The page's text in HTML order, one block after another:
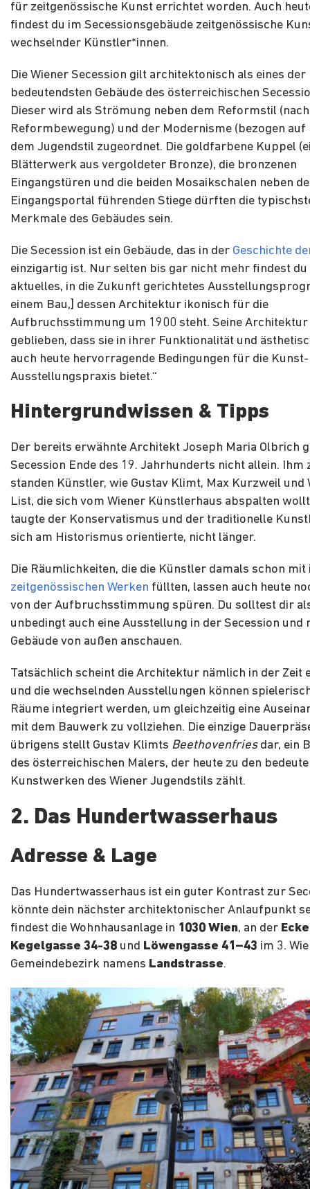
für zeitgenössische Kunst errichtet worden. Auch
findest du im Secessionsgebäude zeitgenössische
wechselnder Künstler*innen.
Die Wiener Secession gilt architektonisch als eines der
bedeutendsten Gebäude des österreichischen
Dieser wird als Strömung neben dem Reformstil
Reformbewegung) und der Modernisme (bezogen auf
dem Jugendstil zugeordnet. Die goldfarbene Kuppel
Blätterwerk aus vergoldeter Bronze), die bronzenen
Eingangstüren und die beiden Mosaikschalen neben
Eingangsportal führenden Stiege dürften die
Merkmale des Gebäudes sein.
Die Secession ist ein Gebäude, das in der Geschichte
einzigartig ist. Nur selten bis gar nicht mehr findest du
aktuelles, in die Zukunft gerichtetes
einem Bau,] dessen Architektur ikonisch für die
Aufbruchsstimmung um 1900 steht. Seine Architektur
geblieben, dass sie in ihrer Funktionalität und
auch heute hervorragende Bedingungen für die
Ausstellungspraxis bietet.“
Hintergrundwissen & Tipps
Der bereits erwähnte Architekt Joseph Maria Olbrich
Secession Ende des 19. Jahrhunderts nicht allein. Ihm
standen Künstler, wie Gustav Klimt, Max Kurzweil und
List, die sich vom Wiener Künstlerhaus abspalten
taugte der Konservatismus und der traditionelle
sich am Historismus orientierte, nicht länger.
Die Räumlichkeiten, die die Künstler damals schon mit
zeitgenössischen Werken füllten, lassen auch heute
von der Aufbruchsstimmung spüren. Du solltest dir
unbedingt auch eine Ausstellung in der Secession und
Gebäude von außen anschauen.
Tatsächlich scheint die Architektur nämlich in der Zeit
und die wechselnden Ausstellungen können
Räume integriert werden, um gleichzeitig eine
mit dem Bauwerk zu vollziehen. Die einzige
übrigens stellt Gustav Klimts Beethovenfriesdar, ein
des österreichischen Malers, der heute zu den
Kunstwerken des Wiener Jugendstils zählt.
2. Das Hundertwasserhaus
Adresse & Lage
Das Hundertwasserhaus ist ein guter Kontrast zur
könnte dein nächster architektonischer Anlaufpunkt
findest die Wohnhausanlage in 1030 Wien, an der Ecke
Kegelgasse 34-38 und Löwengasse 41–43 im 3.
Gemeindebezirk namens Landstrasse.